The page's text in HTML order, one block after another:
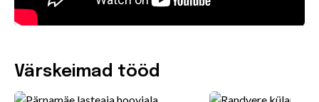
Värskeimad tööd